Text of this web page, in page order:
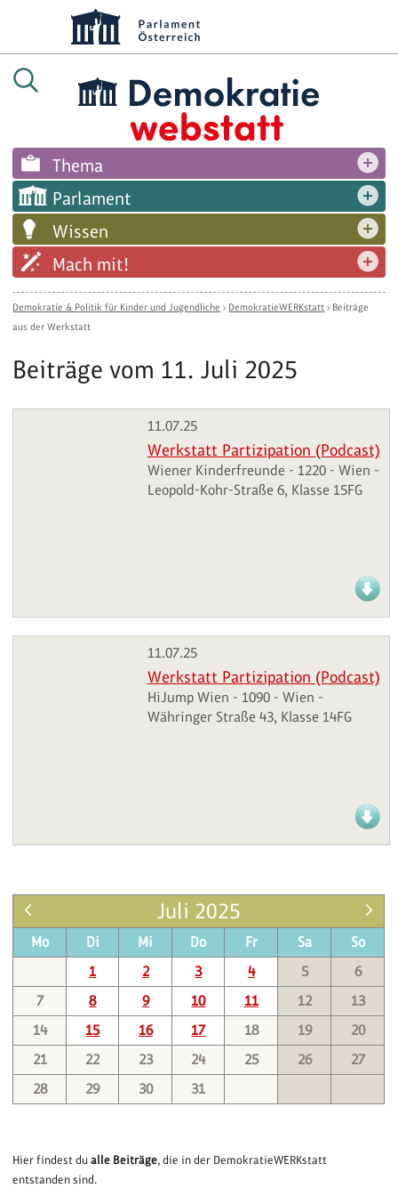
Thema
Parlament
Wissen
Mach mit!
Demokratie & Politik für Kinder und Jugendliche › DemokratieWERKstatt › Beiträge
aus der Werkstatt
Beiträge vom 11. Juli 2025
11.07.25
Werkstatt Partizipation (Podcast)
Wiener Kinderfreunde - 1220 - Wien -
Leopold-Kohr-Straße 6, Klasse 15FG
11.07.25
Werkstatt Partizipation (Podcast)
HiJump Wien - 1090 - Wien -
Währinger Straße 43, Klasse 14FG
Juli 2025
Mo Di Mi Do Fr Sa
So
1
2 3 4 5
6
7
8 9 10 11 12
13
14
15 16 17 18 19
20
21
22 23 24 25 26
27
28
29 30 31
Hier findest dualle Beiträge, die in der DemokratieWERKstatt
entstanden sind.